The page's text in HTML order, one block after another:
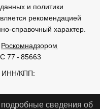
и политики
рекомендацией
справочный характер.
Роскомнадзором
77 - 85663
ИНН/КПП:
сведения об